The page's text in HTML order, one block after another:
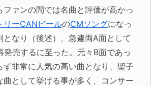
ファンの間では名曲と評価が高かっ
リーCANビールのCMソングになっ
となり（後述）、急遽両A面として
発売するに至った。元々B面であっ
ず非常に人気の高い曲となり、聖子
曲として挙げる事が多く、コンサー